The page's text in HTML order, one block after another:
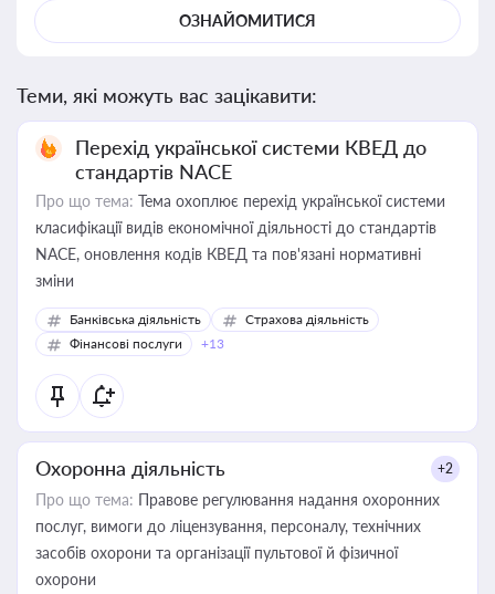
ОЗНАЙОМИТИСЯ
Теми, які можуть вас зацікавити:
Перехід української системи КВЕД до
стандартів NACE
Про що тема: Тема охоплює перехід української системи
класифікації видів економічної діяльності до стандартів
NACE, оновлення кодів КВЕД та пов'язані нормативні
зміни
Банківська діяльність
Страхова діяльність
Фінансові послуги
+13
Охоронна діяльність +2
Про що тема: Правове регулювання надання охоронних
послуг, вимоги до ліцензування, персоналу, технічних
засобів охорони та організації пультової й фізичної
охорони